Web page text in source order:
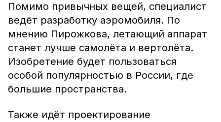
Помимо привычных вещей, специалист
ведёт разработку аэромобиля. По
мнению Пирожкова, летающий аппарат
станет лучше самолёта и вертолёта.
Изобретение будет пользоваться
особой популярностью в России, где
большие пространства.
Также идёт проектирование